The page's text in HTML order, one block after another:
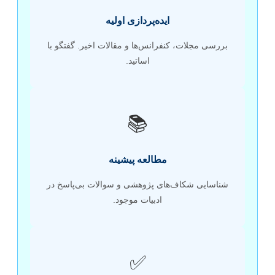
ایده‌پردازی اولیه
بررسی مجلات، کنفرانس‌ها و مقالات اخیر. گفتگو با
اساتید.
📚
مطالعه پیشینه
شناسایی شکاف‌های پژوهشی و سوالات بی‌پاسخ در
ادبیات موجود.
✅